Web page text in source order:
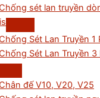
sét lan truyền
Sét Lan Truyền 1
Sét Lan Truyền 3
đế V10, V20, V25